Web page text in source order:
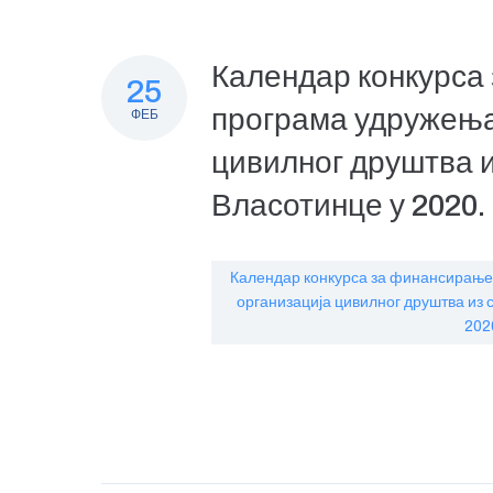
25
ФЕБ
Календар
програма
цивилног друштва
Власотинце у 2020.
Календар конкурса за
организација цивилног друштва